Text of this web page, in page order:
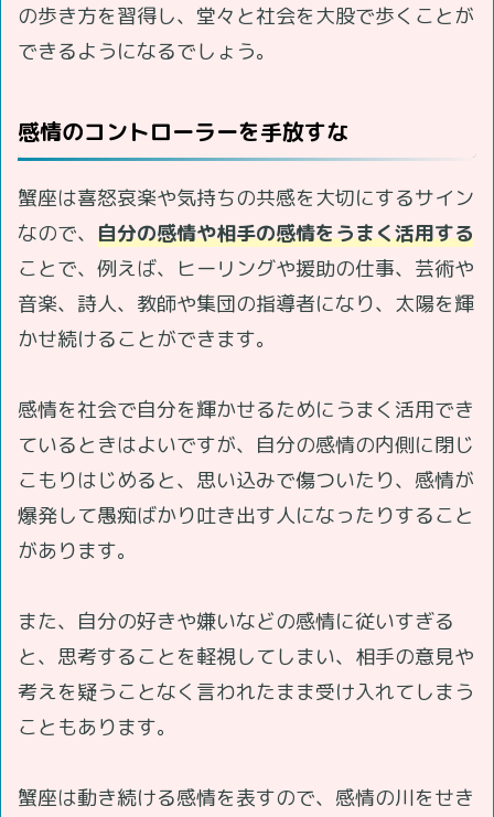
の歩き方を習得し、堂々と社会を大股で歩くことが
できるようになるでしょう。
感情のコントローラーを手放すな
蟹座は喜怒哀楽や気持ちの共感を大切にするサイン
なので、 自分の感情や相手の感情をうまく活用する
ことで、例えば、ヒーリングや援助の仕事、芸術や
音楽、詩人、教師や集団の指導者になり、太陽を輝
かせ続けることができます。
感情を社会で自分を輝かせるためにうまく活用でき
ているときはよいですが、自分の感情の内側に閉じ
こもりはじめると、思い込みで傷ついたり、感情が
爆発して愚痴ばかり吐き出す人になったりすること
があります。
また、自分の好きや嫌いなどの感情に従いすぎる
と、思考することを軽視してしまい、相手の意見や
考えを疑うことなく言われたまま受け入れてしまう
こともあります。
蟹座は動き続ける感情を表すので、感情の川をせき